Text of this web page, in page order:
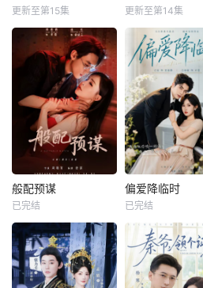
更新至第15集 更新至第14集
般配预谋
已完结
偏爱降临时
已完结